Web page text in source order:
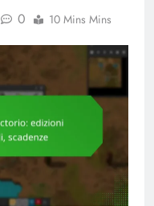
0 10 Mins Mins